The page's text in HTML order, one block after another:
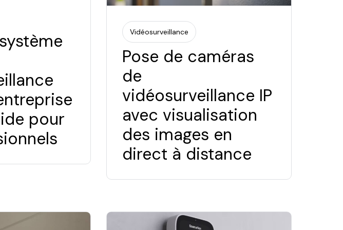
pour
Vidéosurveillance
Pose de caméras
de
vidéosurveillance IP
avec visualisation
des images en
direct à distance